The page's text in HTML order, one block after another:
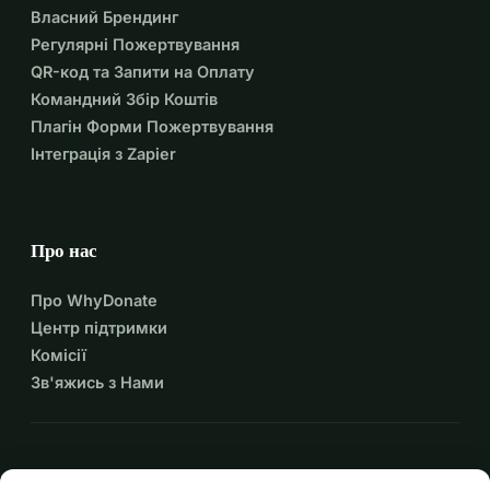
Власний Брендинг
Регулярні Пожертвування
QR-код та Запити на Оплату
Командний Збір Коштів
Плагін Форми Пожертвування
Інтеграція з Zapier
Про нас
Про WhyDonate
Центр підтримки
Комісії
Зв'яжись з Нами